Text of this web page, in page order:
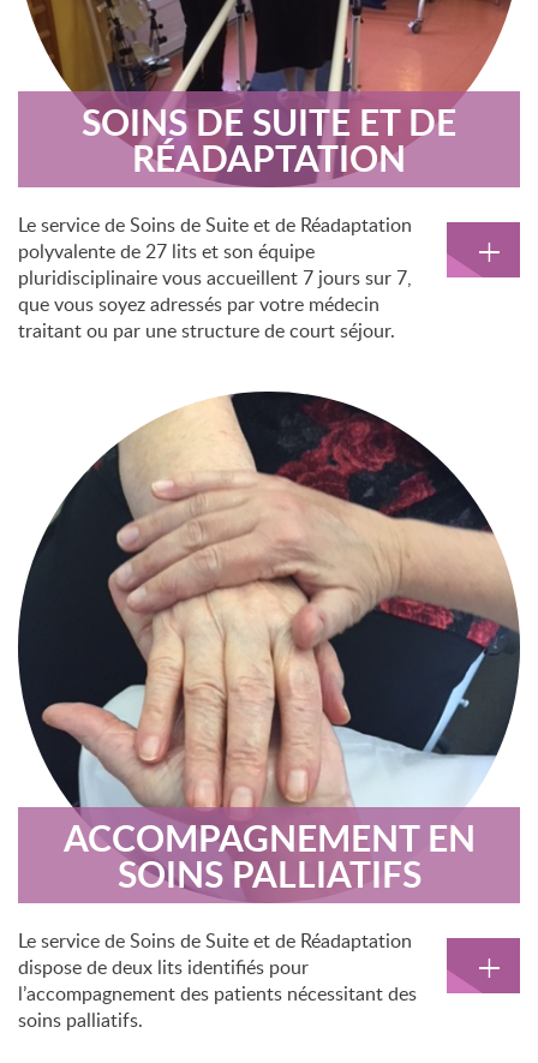
SOINS DE SUITE ET DE
RÉADAPTATION
+
Le service de Soins de Suite et de Réadaptation
polyvalente de 27 lits et son équipe
pluridisciplinaire vous accueillent 7 jours sur 7,
que vous soyez adressés par votre médecin
traitant ou par une structure de court séjour.
ACCOMPAGNEMENT EN
SOINS PALLIATIFS
+
Le service de Soins de Suite et de Réadaptation
dispose de deux lits identifiés pour
l’accompagnement des patients nécessitant des
soins palliatifs.